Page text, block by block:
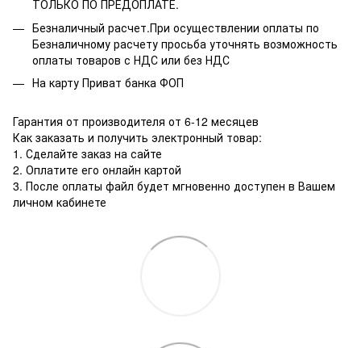
ТОЛЬКО ПО ПРЕДОПЛАТЕ.
Безналичный расчет.При осуществлении оплаты по
Безналичному расчету просьба уточнять возможность
оплаты товаров с НДС или без НДС
На карту Приват банка ФОП
Гарантия от производителя от 6-12 месяцев
Как заказать и получить электронный товар:
1. Сделайте заказ на сайте
2. Оплатите его онлайн картой
3. После оплаты файл будет мгновенно доступен в Вашем
личном кабинете